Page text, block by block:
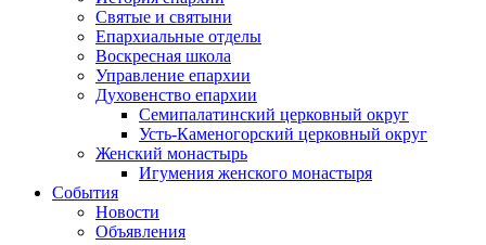
Святые и святыни
Епархиальные отделы
Воскресная школа
Управление епархии
Духовенство епархии
Семипалатинский церковный округ
Усть-Каменогорский церковный округ
Женский монастырь
Игумения женского монастыря
События
Новости
Объявления